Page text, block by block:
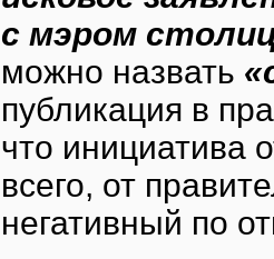
с мэром
можно назвать
публикация в
что инициатива
всего, от
негативный по